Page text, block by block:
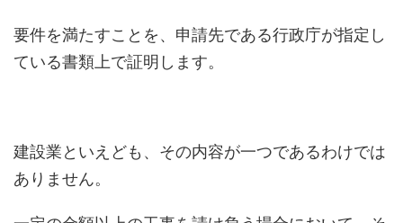
要件を満たすことを、申請先である行政庁が指定し
ている書類上で証明します。
建設業といえども、その内容が一つであるわけでは
ありません。